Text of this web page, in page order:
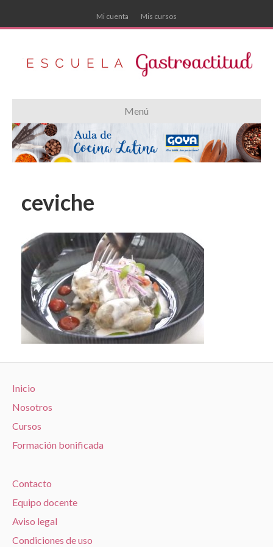
Mi cuenta Mis cursos
Menú
ceviche
Inicio
Nosotros
Cursos
Formación bonificada
Contacto
Equipo docente
Aviso legal
Condiciones de uso